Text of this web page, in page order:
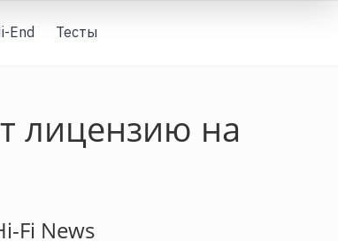
End Тесты
лицензию на
Fi News